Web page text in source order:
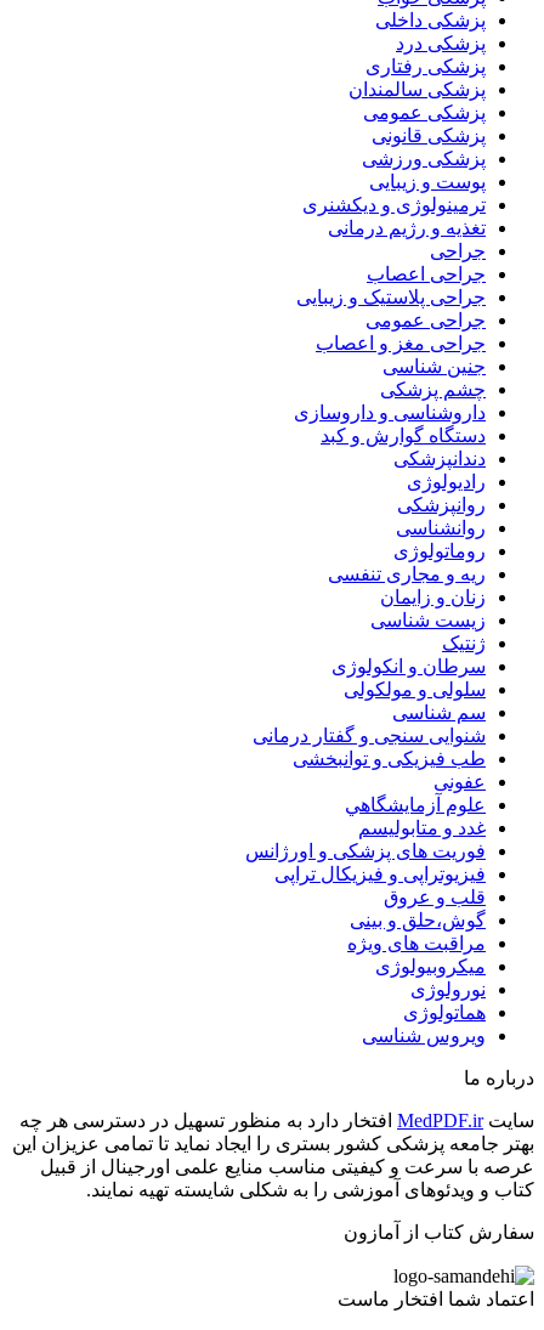
پزشکی داخلی
پزشکی درد
پزشکی رفتاری
پزشکی سالمندان
پزشکی عمومی
پزشکی قانونی
پزشکی ورزشی
پوست و زیبایی
ترمینولوژی و دیکشنری
تغذیه و رژیم درمانی
جراحی
جراحی اعصاب
جراحی پلاستیک و زیبایی
جراحی عمومی
جراحی مغز و اعصاب
جنین شناسی
چشم پزشکی
داروشناسی و داروسازی
دستگاه گوارش و کبد
دندانپزشکی
رادیولوژی
روانپزشکی
روانشناسی
روماتولوژی
ریه و مجاری تنفسی
زنان و زایمان
زیست شناسی
ژنتیک
سرطان و انکولوژی
سلولی و مولکولی
سم شناسی
شنوایی سنجی و گفتار درمانی
طب فیزیکی و توانبخشی
عفونی
علوم آزمايشگاهي
غدد و متابولیسم
فوریت های پزشکی و اورژانس
فیزیوتراپی و فیزیکال تراپی
قلب و عروق
گوش،حلق و بینی
مراقبت های ویژه
میکروبیولوژی
نورولوژی
هماتولوژی
ویروس شناسی
درباره ما
سایتMedPDF.ir افتخار دارد به منظور تسهیل در دسترسی هر چه
بهتر جامعه پزشکی کشور بستری را ایجاد نماید تا تمامی عزیزان این
عرصه با سرعت و کیفیتی مناسب منایع علمی اورجینال از قبیل
کتاب و ویدئوهای آموزشی را به شکلی شایسته تهیه نمایند.
سفارش کتاب از آمازون
اعتماد شما افتخار ماست